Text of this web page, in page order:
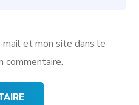
mail et mon site dans le
commentaire.